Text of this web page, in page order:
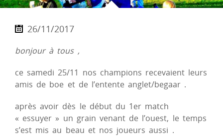
26/11/2017
bonjour à tous ,
ce samedi 25/11 nos champions recevaient leurs
amis de boe et de l’entente anglet/begaar .
après avoir dès le début du 1er match
« essuyer » un grain venant de l’ouest, le temps
s’est mis au beau et nos joueurs aussi .